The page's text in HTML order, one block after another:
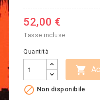
52,00 €
Tasse incluse
Quantità

 Non disponibile